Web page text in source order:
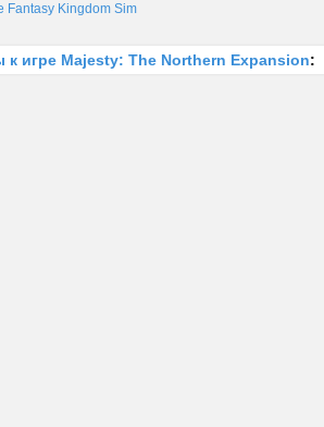
Fantasy Kingdom Sim
к игре Majesty: The Northern Expansion: